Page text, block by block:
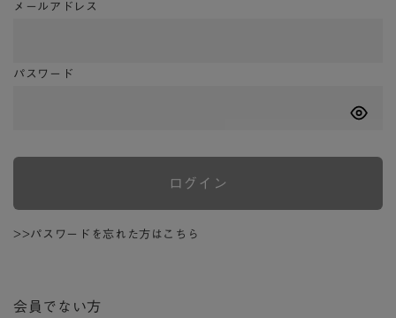
メールアドレス
パスワード
ログイン
>>パスワードを忘れた方はこちら
会員でない方